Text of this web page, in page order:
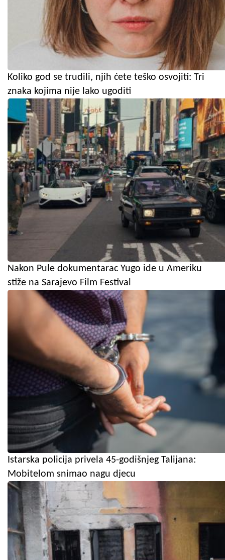
Koliko god se trudili, njih ćete teško osvojiti: Tri
znaka kojima nije lako ugoditi
Nakon Pule dokumentarac Yugo ide u Ameriku
stiže na Sarajevo Film Festival
Istarska policija privela 45-godišnjeg Talijana:
Mobitelom snimao nagu djecu